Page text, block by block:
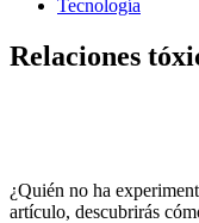
Tecnología
Relaciones
¿Quién no ha
artículo, descubrirás